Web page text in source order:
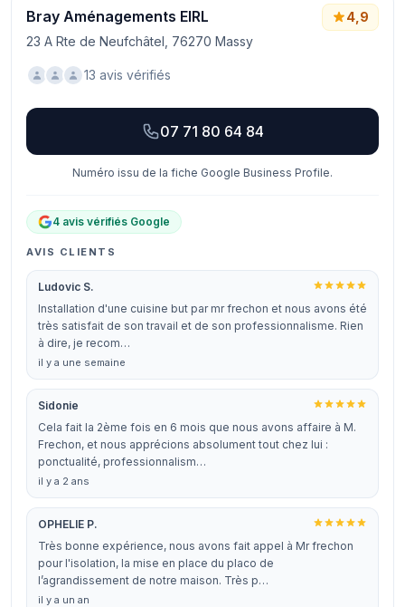
Bray Aménagements EIRL
23 A Rte de Neufchâtel, 76270 Massy
4,9
13 avis vérifiés
07 71 80 64 84
Numéro issu de la fiche Google Business Profile.
4 avis vérifiés Google
AVIS CLIENTS
Ludovic S.
Installation d'une cuisine but par mr frechon et nous avons été
très satisfait de son travail et de son professionnalisme. Rien
à dire, je recom…
il y a une semaine
Sidonie
Cela fait la 2ème fois en 6 mois que nous avons affaire à M.
Frechon, et nous apprécions absolument tout chez lui :
ponctualité, professionnalism…
il y a 2 ans
OPHELIE P.
Très bonne expérience, nous avons fait appel à Mr frechon
pour l'isolation, la mise en place du placo de
l’agrandissement de notre maison. Très p…
il y a un an